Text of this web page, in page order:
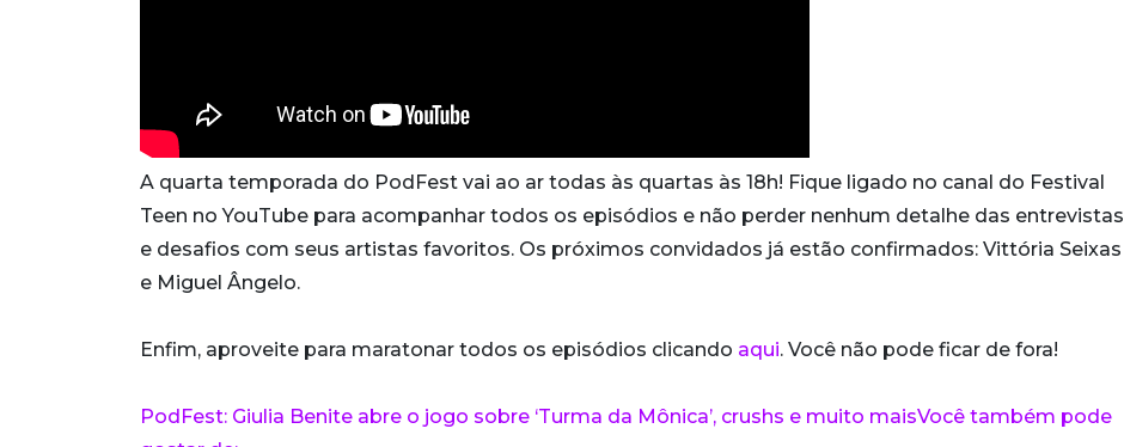
A quarta temporada do PodFest vai ao ar todas às quartas às 18h! Fique ligado no canal do Festival
Teen no YouTube para acompanhar todos os episódios e não perder nenhum detalhe das entrevistas
e desafios com seus artistas favoritos. Os próximos convidados já estão confirmados: Vittória Seixas
e Miguel Ângelo.
Enfim, aproveite para maratonar todos os episódios clicando aqui. Você não pode ficar de fora!
PodFest: Giulia Benite abre o jogo sobre ‘Turma da Mônica’, crushs e muito maisVocê também pode